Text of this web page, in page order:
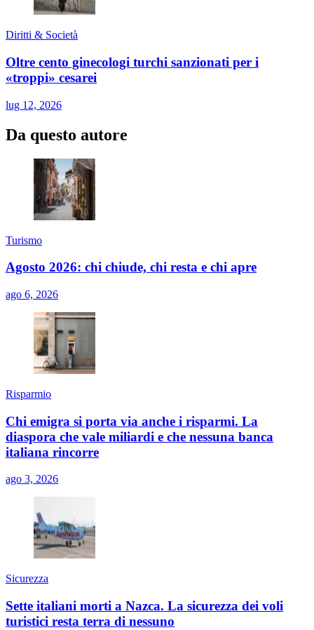
Diritti & Società
Oltre cento ginecologi turchi sanzionati per i
«troppi» cesarei
lug 12, 2026
Da questo autore
Turismo
Agosto 2026: chi chiude, chi resta e chi apre
ago 6, 2026
Risparmio
Chi emigra si porta via anche i risparmi. La
diaspora che vale miliardi e che nessuna banca
italiana rincorre
ago 3, 2026
Sicurezza
Sette italiani morti a Nazca. La sicurezza dei voli
turistici resta terra di nessuno